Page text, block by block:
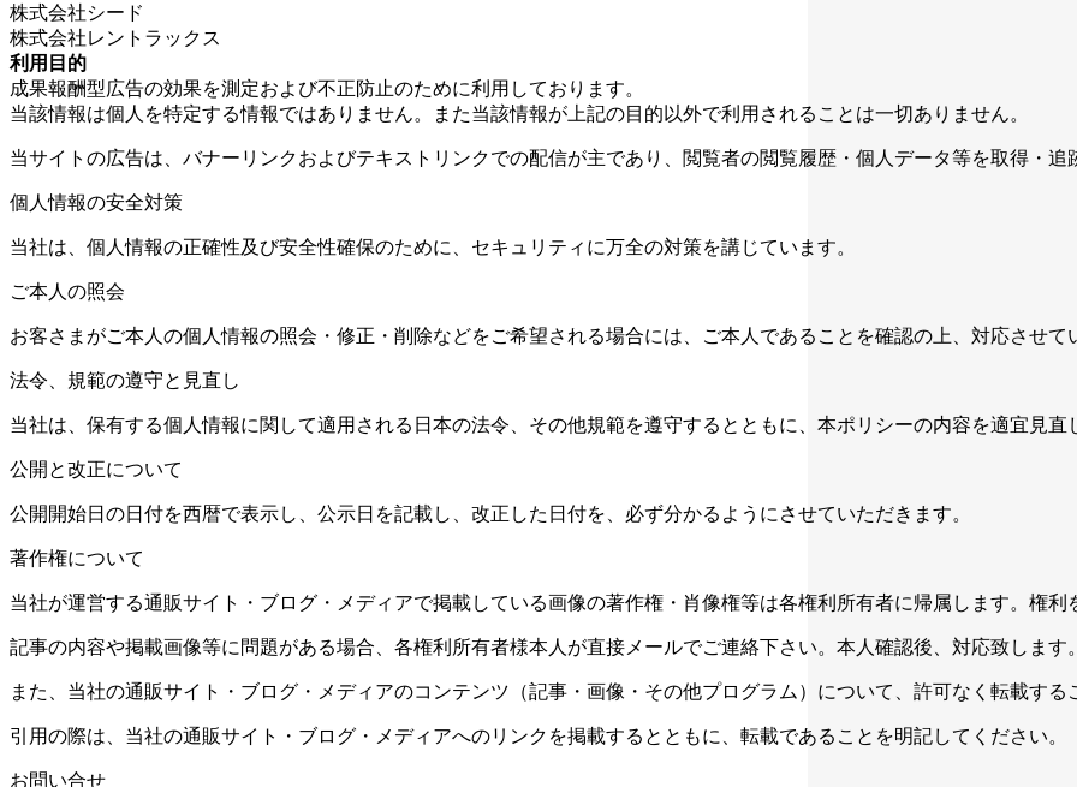
株式会社シード
株式会社レントラックス
利用目的
成果報酬型広告の効果を測定および不正防止のために利用しております。
当該情報は個人を特定する情報ではありません。また当該情報が上記の目的以外で利用されることは一切ありません。
当サイトの広告は、バナーリンクおよびテキストリンクでの配信が主であり、閲覧者の閲覧履歴・個人データ等を取得・追
個人情報の安全対策
当社は、個人情報の正確性及び安全性確保のために、セキュリティに万全の対策を講じています。
ご本人の照会
お客さまがご本人の個人情報の照会・修正・削除などをご希望される場合には、ご本人であることを確認の上、対応させて
法令、規範の遵守と見直し
当社は、保有する個人情報に関して適用される日本の法令、その他規範を遵守するとともに、本ポリシーの内容を適宜見直
公開と改正について
公開開始日の日付を西暦で表示し、公示日を記載し、改正した日付を、必ず分かるようにさせていただきます。
著作権について
当社が運営する通販サイト・ブログ・メディアで掲載している画像の著作権・肖像権等は各権利所有者に帰属します。権
記事の内容や掲載画像等に問題がある場合、各権利所有者様本人が直接メールでご連絡下さい。本人確認後、対応致します
また、当社の通販サイト・ブログ・メディアのコンテンツ（記事・画像・その他プログラム）について、許可なく転載する
引用の際は、当社の通販サイト・ブログ・メディアへのリンクを掲載するとともに、転載であることを明記してください。
お問い合せ